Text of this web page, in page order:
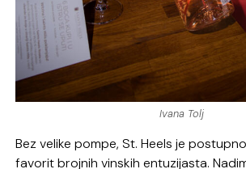
Ivana Tolj
Bez velike pompe, St. Heels je
favorit brojnih vinskih entuzijasta.